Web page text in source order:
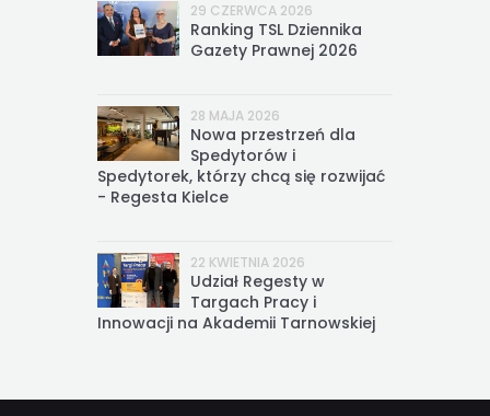
29 CZERWCA 2026
Ranking TSL Dziennika
Gazety Prawnej 2026
28 MAJA 2026
Nowa przestrzeń dla
Spedytorów i
Spedytorek, którzy chcą się rozwijać
- Regesta Kielce
22 KWIETNIA 2026
Udział Regesty w
Targach Pracy i
Innowacji na Akademii Tarnowskiej